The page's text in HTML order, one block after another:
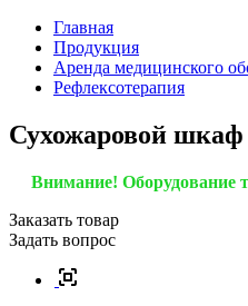
Главная
Продукция
Аренда медицинского
Рефлексотерапия
Сухожаровой шкаф
Внимание! Оборудование
Заказать товар
Задать вопрос